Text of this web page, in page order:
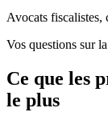
Avocats fiscalistes,
Vos questions sur
Ce que les
le plus